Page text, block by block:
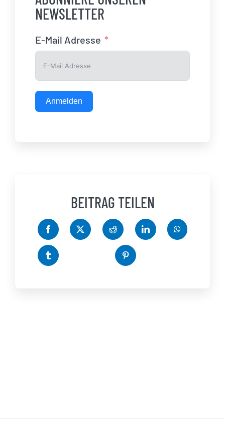
NEWSLETTER
E-Mail Adresse
Anmelden
BEITRAG TEILEN